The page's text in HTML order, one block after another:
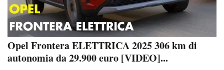
Opel Frontera ELETTRICA 2025 306 km di
autonomia da 29.900 euro [VIDEO]...